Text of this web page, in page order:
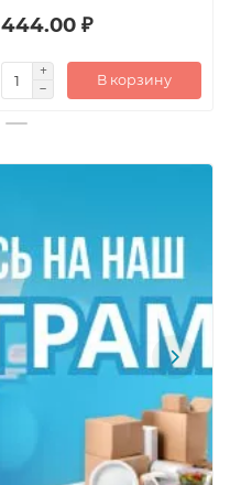
444.00 ₽
В корзину